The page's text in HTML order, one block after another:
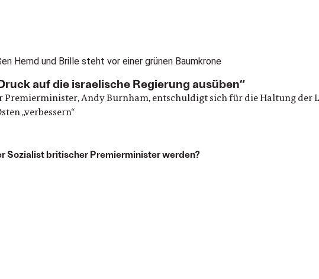
auf die israelische Regierung ausüben“
Andy Burnham, entschuldigt sich für die Haltung der
„verbessern“
Sozialist britischer Premierminister werden?